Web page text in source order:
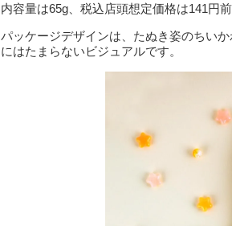
内容量は65g、税込店頭想定価格は141円前
パッケージデザインは、たぬき姿のちい
にはたまらないビジュアルです。